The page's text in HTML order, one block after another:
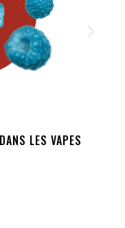
LES VAPES